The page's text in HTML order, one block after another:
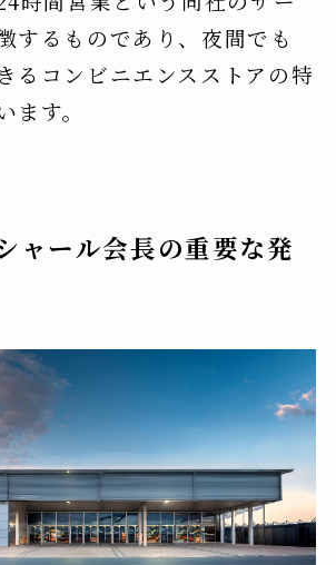
するものであり、夜間でも
るコンビニエンスストアの特
す。
ャール会長の重要な発